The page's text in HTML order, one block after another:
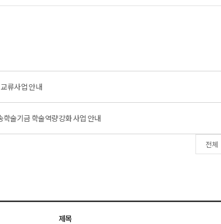
류사업 안내
술기금 학술역량강화 사업 안내
제목